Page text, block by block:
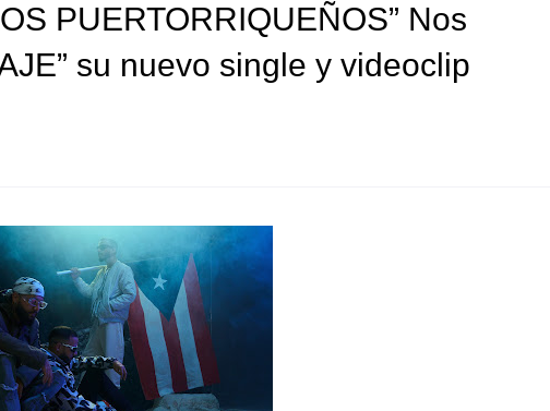
PUERTORRIQUEÑOS” Nos
su nuevo single y videoclip